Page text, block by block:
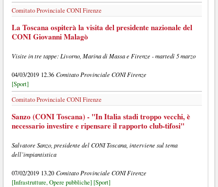
Comitato Provinciale CONI Firenze
La Toscana ospiterà la visita del presidente nazionale del
CONI Giovanni Malagò
Visite in tre tappe: Livorno, Marina di Massa e Firenze - martedì 5 marzo
04/03/2019 12.36 Comitato Provinciale CONI Firenze
[Sport]
Comitato Provinciale CONI Firenze
Sanzo (CONI Toscana) - "In Italia stadi troppo vecchi, è
necessario investire e ripensare il rapporto club-tifosi"
Salvatore Sanzo, presidente del CONI Toscana, interviene sul tema
dell’impiantistica
07/02/2019 13.20 Comitato Provinciale CONI Firenze
[Infrastrutture, Opere pubbliche] [Sport]